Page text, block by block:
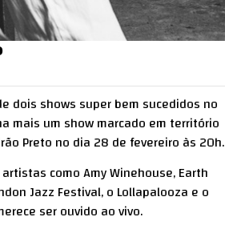
dois shows super bem sucedidos no
mais um show marcado em território
Preto no dia 28 de fevereiro às 20h.
como Amy Winehouse, Earth
Jazz Festival, o Lollapalooza e o
ser ouvido ao vivo.